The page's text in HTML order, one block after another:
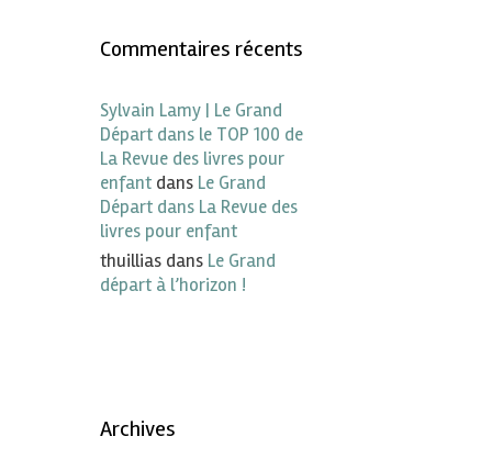
Commentaires récents
Sylvain Lamy | Le Grand
Départ dans le TOP 100 de
La Revue des livres pour
enfant dans Le Grand
Départ dans La Revue des
livres pour enfant
thuillias dans Le Grand
départ à l’horizon !
Archives